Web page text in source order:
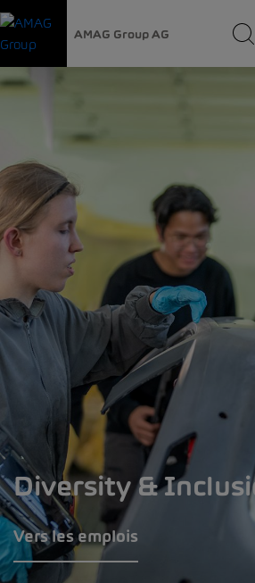
AMAG Group AG
Diversity &
Vers les emplois